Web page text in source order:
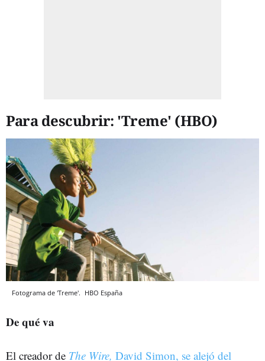
Para descubrir: 'Treme' (HBO)
Fotograma de 'Treme'. HBO España
De qué va
El creador de The Wire, David Simon, se alejó del